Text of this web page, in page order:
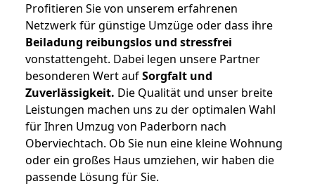
Profitieren Sie von unserem erfahrenen
Netzwerk für günstige Umzüge oder dass ihre
Beiladung reibungslos und stressfrei
vonstattengeht. Dabei legen unsere Partner
besonderen Wert aufSorgfalt und
Zuverlässigkeit. Die Qualität und unser breite
Leistungen machen uns zu der optimalen Wahl
für Ihren Umzug von Paderborn nach
Oberviechtach. Ob Sie nun eine kleine Wohnung
oder ein großes Haus umziehen, wir haben die
passende Lösung für Sie.